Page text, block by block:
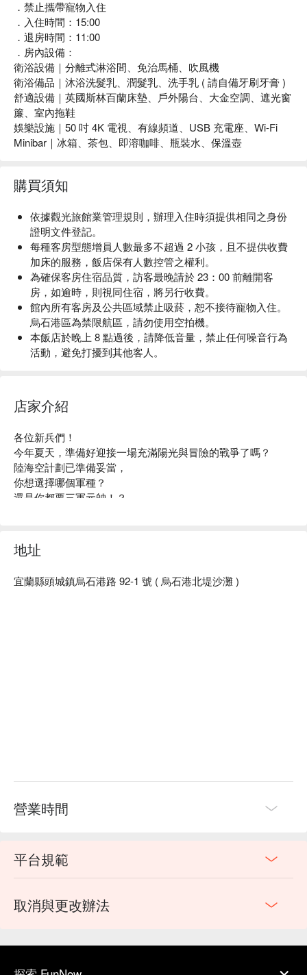
．禁止攜帶寵物入住
．入住時間：15:00
．退房時間：11:00
．房內設備：
衛浴設備｜分離式淋浴間、免治馬桶、吹風機
衛浴備品｜沐浴洗髮乳、潤髮乳、洗手乳 ( 請自備牙刷牙膏 )
舒適設備｜英國斯林百蘭床墊、戶外陽台、大金空調、遮光窗
簾、室內拖鞋
娛樂設施｜50 吋 4K 電視、有線頻道、USB 充電座、Wi-Fi
Minibar｜冰箱、茶包、即溶咖啡、瓶裝水、保溫壺
購買須知
依據觀光旅館業管理規則，辦理入住時須提供相同之身份
證明文件登記。
每種客房型態增員人數最多不超過 2 小孩，且不提供收費
加床的服務，飯店保有人數控管之權利。
為確保客房住宿品質，訪客最晚請於 23：00 前離開客
房，如逾時，則視同住宿，將另行收費。
館內所有客房及公共區域禁止吸菸，恕不接待寵物入住。
烏石港區為禁限航區，請勿使用空拍機。
本飯店於晚上 8 點過後，請降低音量，禁止任何噪音行為
活動，避免打擾到其他客人。
店家介紹
各位新兵們！
今年夏天，準備好迎接一場充滿陽光與冒險的戰爭了嗎？
陸海空計劃已準備妥當，
你想選擇哪個軍種？
還是你都要三軍元帥！？
空軍 - 飛行傘
誰能完成陸海空三軍元帥的最高榮譽？獲頒五星寶藏神秘大
伴隨著啤酒與音樂，看著龜山島，與夥伴們分享彼此的冒險故
〔 主辦單位 〕So Travel
地址
宜蘭縣頭城鎮烏石港路 92-1 號 ( 烏石港北堤沙灘 )
營業時間
平台規範
取消與更改辦法